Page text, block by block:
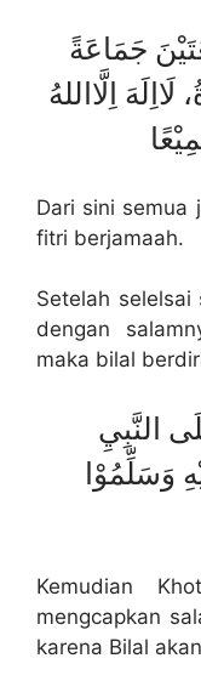
جَمَاعَةً
لَااِلَهَ اِلَّااللهُ
Dari sini semua
fitri berjamaah.
Setelah
dengan
maka bilal
النَّبِيِ
وَسَلِّمُوْا
Kemudian
mengcapkan
karena Bilal